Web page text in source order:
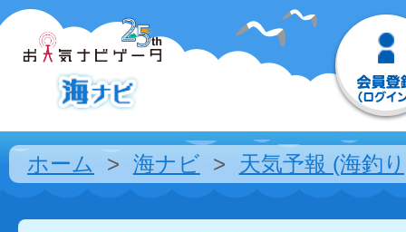
ホーム 海ナビ 天気予報 (海釣